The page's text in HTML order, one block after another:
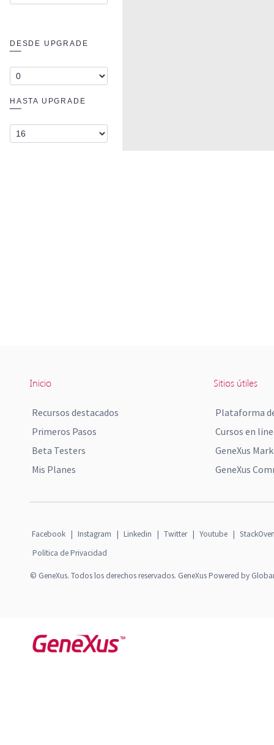
Inicio
Recursos destacados
Primeros Pasos
Beta Testers
Mis Planes
Sitios útiles
Plataforma
Cursos en
GeneXus
GeneXus
Facebook | Instagram | Linkedin | Twitter | Youtube |
Política de Privacidad
© GeneXus. Todos los derechos reservados. GeneXus Powered by